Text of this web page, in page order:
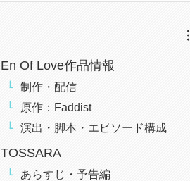
En Of Love作品情報
制作・配信
原作：Faddist
演出・脚本・エピソード構成
TOSSARA
あらすじ・予告編